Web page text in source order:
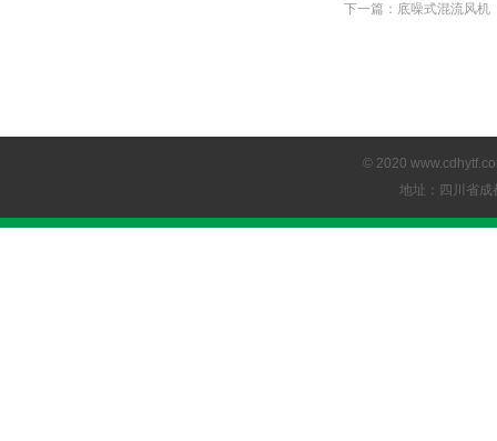
下一篇：​ 底噪式混流风机
© 2020
地址：四川省